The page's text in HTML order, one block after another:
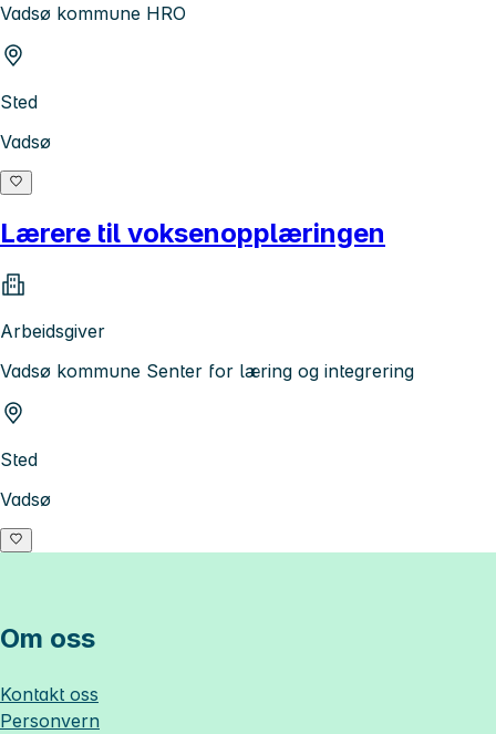
Vadsø kommune HRO
Sted
Vadsø
Lærere til voksenopplæringen
Arbeidsgiver
Vadsø kommune Senter for læring og integrering
Sted
Vadsø
Om oss
Kontakt oss
Personvern